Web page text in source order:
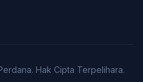
Hak Cipta Terpelihara.